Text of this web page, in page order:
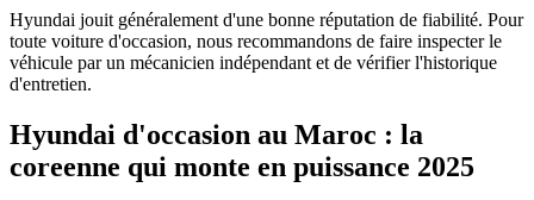
Hyundai jouit généralement d'une bonne réputation de fiabilité. Pour
toute voiture d'occasion, nous recommandons de faire inspecter le
véhicule par un mécanicien indépendant et de vérifier l'historique
d'entretien.
Hyundai d'occasion au Maroc : la
coreenne qui monte en puissance 2025